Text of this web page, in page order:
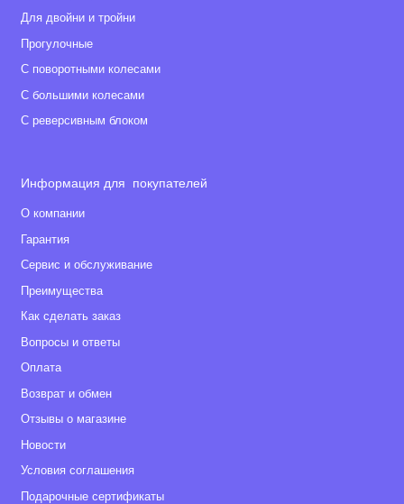
Для двойни и тройни
Прогулочные
С поворотными колесами
С большими колесами
С реверсивным блоком
Информация для покупателей
О компании
Гарантия
Сервис и обслуживание
Преимущества
Как сделать заказ
Вопросы и ответы
Оплата
Возврат и обмен
Отзывы о магазине
Новости
Условия соглашения
Подарочные сертификаты